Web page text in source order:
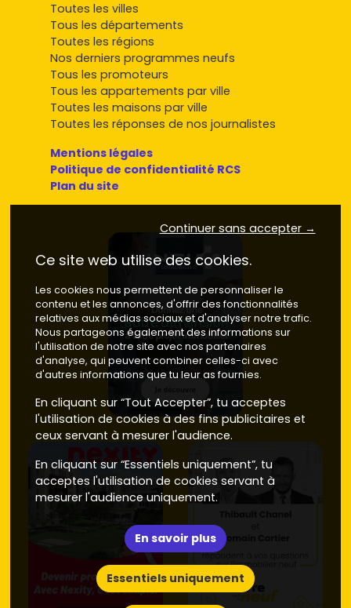
Toutes les villes
Tous les départements
Toutes les régions
Nos derniers programmes neufs
Tous les promoteurs
Tous les appartements par ville
Toutes les maisons par ville
Toutes les réponses de nos journalistes
Mentions légales
Politique de confidentialité RCS
Plan du site
Continuer sans accepter →
Ce site web utilise des cookies.
Les cookies nous permettent de personnaliser le
contenu et les annonces, d'offrir des fonctionnalités
relatives aux médias sociaux et d'analyser notre trafic.
Nous partageons également des informations sur
l'utilisation de notre site avec nos partenaires
d'analyse, qui peuvent combiner celles-ci avec
d'autres informations que tu leur as fournies.
En cliquant sur “Tout Accepter”, tu acceptes
l'utilisation de cookies à des fins publicitaires et
ceux servant à mesurer l'audience.
En cliquant sur “Essentiels uniquement”, tu
acceptes l'utilisation de cookies servant à
mesurer l'audience uniquement.
En savoir plus
Essentiels uniquement